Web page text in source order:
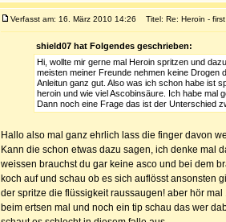
Verfasst am: 16. März 2010 14:26 Titel: Re: Heroin -
shield07 hat Folgendes geschrieben:
Hi, wollte mir gerne mal Heroin spritzen und
meisten meiner Freunde nehmen keine Drogen
Anleitun ganz gut. Also was ich schon habe ist
heroin und wie viel Ascobinsäure. Ich habe mal
Dann noch eine Frage das ist der Unterschied
Hallo also mal ganz ehrlich lass die finger davon
Kann die schon etwas dazu sagen, ich denke mal
weissen brauchst du gar keine asco und bei dem
koch auf und schau ob es sich auflösst ansonsten
der spritze die flüssigkeit raussaugen! aber hör
beim ertsen mal und noch ein tip schau das wer